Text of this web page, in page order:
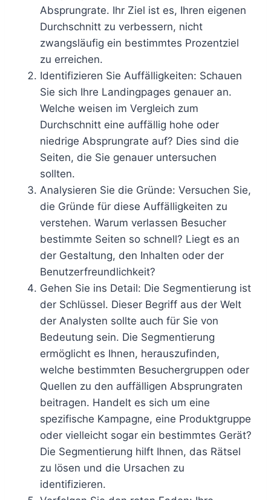
Absprungrate. Ihr Ziel ist es, Ihren eigenen
Durchschnitt zu verbessern, nicht
zwangsläufig ein bestimmtes Prozentziel
zu erreichen.
Identifizieren Sie Auffälligkeiten: Schauen
Sie sich Ihre Landingpages genauer an.
Welche weisen im Vergleich zum
Durchschnitt eine auffällig hohe oder
niedrige Absprungrate auf? Dies sind die
Seiten, die Sie genauer untersuchen
sollten.
Analysieren Sie die Gründe: Versuchen Sie,
die Gründe für diese Auffälligkeiten zu
verstehen. Warum verlassen Besucher
bestimmte Seiten so schnell? Liegt es an
der Gestaltung, den Inhalten oder der
Benutzerfreundlichkeit?
Gehen Sie ins Detail: Die Segmentierung ist
der Schlüssel. Dieser Begriff aus der Welt
der Analysten sollte auch für Sie von
Bedeutung sein. Die Segmentierung
ermöglicht es Ihnen, herauszufinden,
welche bestimmten Besuchergruppen oder
Quellen zu den auffälligen Absprungraten
beitragen. Handelt es sich um eine
spezifische Kampagne, eine Produktgruppe
oder vielleicht sogar ein bestimmtes Gerät?
Die Segmentierung hilft Ihnen, das Rätsel
zu lösen und die Ursachen zu
identifizieren.